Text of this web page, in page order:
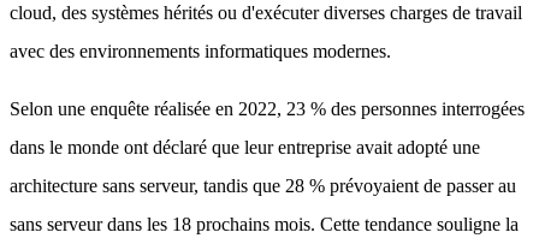
cloud, des systèmes hérités ou d'exécuter diverses charges de travail
avec des environnements informatiques modernes.
Selon une enquête réalisée en 2022, 23 % des personnes interrogées
dans le monde ont déclaré que leur entreprise avait adopté une
architecture sans serveur, tandis que 28 % prévoyaient de passer au
sans serveur dans les 18 prochains mois. Cette tendance souligne la